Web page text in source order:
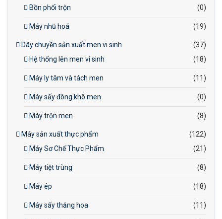
Bồn phối trộn
(0)
Máy nhũ hoá (19)
Dây chuyền sản xuất men vi sinh
(37)
Hệ thống lên men vi sinh
(18)
Máy ly tâm và tách men (11)
Máy sấy đông khô men (0)
Máy trộn men (8)
Máy sản xuất thực phẩm
(122)
Máy Sơ Chế Thực Phẩm
(21)
Máy tiệt trùng (8)
Máy ép (18)
Máy sấy thăng hoa (11)